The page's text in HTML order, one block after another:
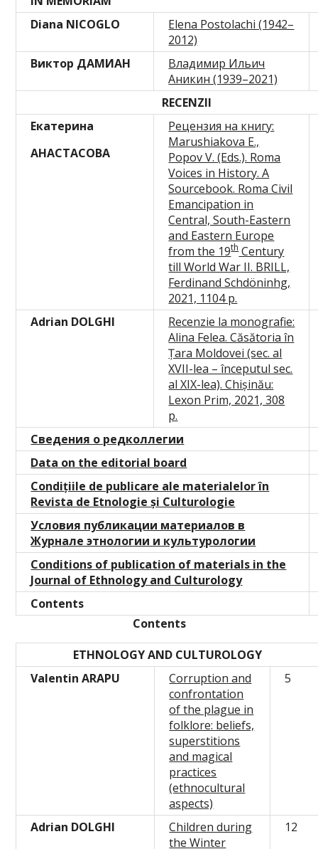
Diana NICOGLO
Elena Postolachi (1942–
2012)
Виктор ДАМИАН
Владимир Ильич
Аникин (1939–2021)
RECENZII
Екатерина
АНАСТАСОВА
Рецензия на книгу:
Marushiakova E.,
Popov V. (Eds.). Roma
Voices in History. A
Sourcebook. Roma Civil
Emancipation in
Central, South-Eastern
and Eastern Europe
from the 19thCentury
till World War II. BRILL,
Ferdinand Schdöninhg,
2021, 1104 p.
Adrian DOLGHI
Recenzie la monografie:
Alina Felea. Căsătoria în
Țara Moldovei (sec. al
XVII-lea – începutul sec.
al XIX-lea). Chișinău:
Lexon Prim, 2021, 308
p.
Сведения о редколлегии
Data on the editorial board
Condițiile de publicare ale materialelor în
Revista de Etnologie și Culturologie
Условия публикации материалов в
Журнале этнологии и культурологии
Conditions of publication of materials in the
Journal of Ethnology and Culturology
Contents
Contents
ETHNOLOGY AND CULTUROLOGY
Valentin ARAPU
Corruption and
confrontation
of the plague in
folklore: beliefs,
superstitions
and magical
practices
(ethnocultural
aspects)
5
Adrian DOLGHI
Children during
the Winter
12